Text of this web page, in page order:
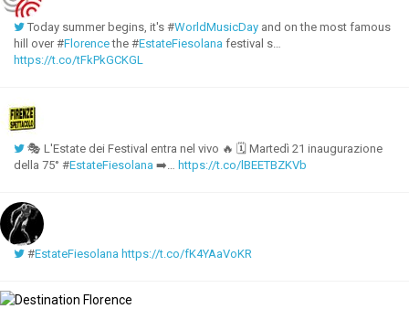
Today summer begins, it's #WorldMusicDay and on the most famous
hill over #Florencethe #EstateFiesolana festival s…
https://t.co/tFkPkGCKGL
🎭 L'Estate dei Festival entra nel vivo 🔥 🗓 Martedì 21 inaugurazione
della 75° #EstateFiesolana ➡… https://t.co/lBEETBZKVb
#EstateFiesolana https://t.co/fK4YAaVoKR